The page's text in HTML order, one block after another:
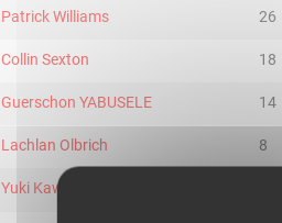
Patrick Williams 26
Collin Sexton 18
Guerschon YABUSELE 14
Lachlan Olbrich 8
Yuki Kawamura